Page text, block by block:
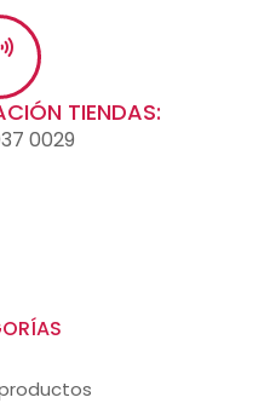
TIENDAS:
0029